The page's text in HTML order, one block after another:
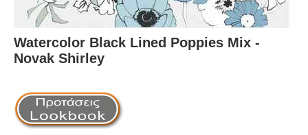
Watercolor Black Lined Poppies Mix -
Novak Shirley